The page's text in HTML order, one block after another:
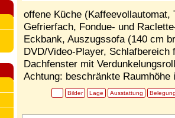
offene Küche
Gefrierfach, Fondue- und
Eckbank, Auszugssofa (140 cm
DVD/Video-Player,
Dachfenster mit
Achtung: beschränkte
Bilder Lage Ausstattung